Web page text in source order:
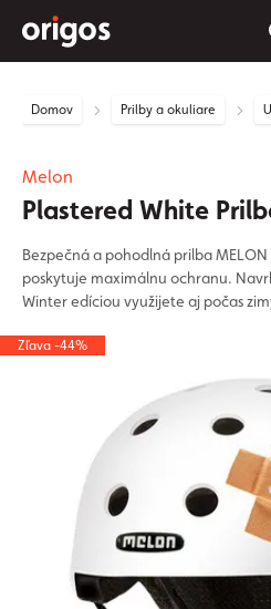
Domov Prilby a okuliare
Melon
Plastered White
Bezpečná a pohodlná prilba
poskytuje maximálnu ochranu.
Winter edíciou využijete aj počas
Zľava -44%